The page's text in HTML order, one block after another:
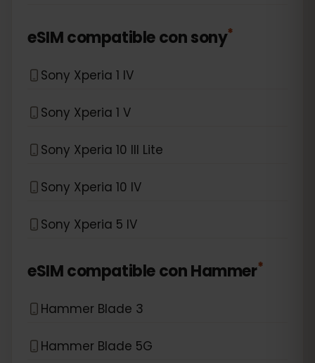
eSIM compatible consony*
Sony Xperia 1 IV
Sony Xperia 1 V
Sony Xperia 10 III Lite
Sony Xperia 10 IV
Sony Xperia 5 IV
eSIM compatible conHammer*
Hammer Blade 3
Hammer Blade 5G